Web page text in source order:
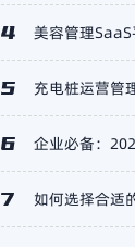
美容管理
如何选择合适